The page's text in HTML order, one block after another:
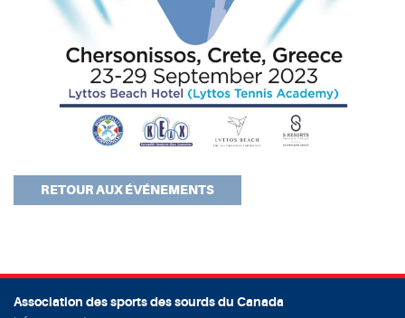
RETOUR AUX ÉVÉNEMENTS
Association des sports des sourds du Canada